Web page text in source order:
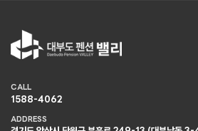
CALL
1588-4062
ADDRESS